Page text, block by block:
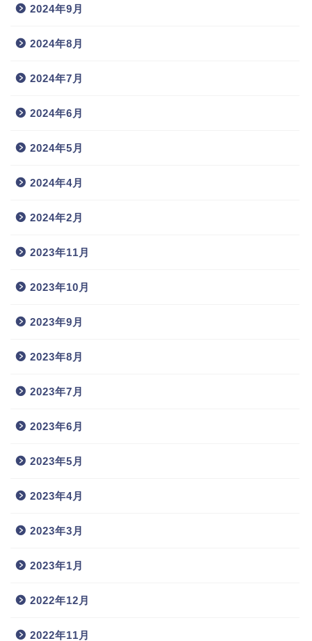
2024年9月
2024年8月
2024年7月
2024年6月
2024年5月
2024年4月
2024年2月
2023年11月
2023年10月
2023年9月
2023年8月
2023年7月
2023年6月
2023年5月
2023年4月
2023年3月
2023年1月
2022年12月
2022年11月